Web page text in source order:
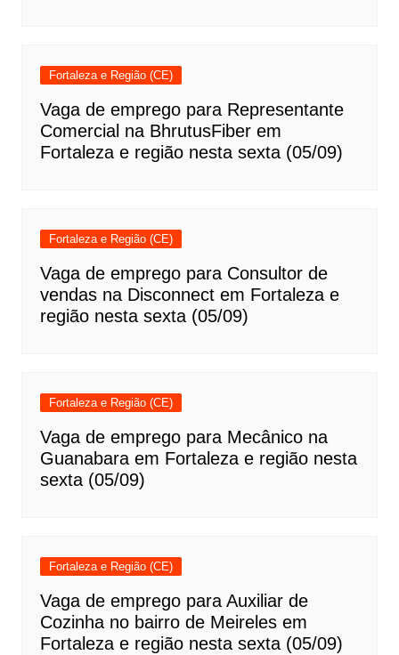
Fortaleza e Região (CE)
Vaga de emprego para Representante
Comercial na BhrutusFiber em
Fortaleza e região nesta sexta (05/09)
Fortaleza e Região (CE)
Vaga de emprego para Consultor de
vendas na Disconnect em Fortaleza e
região nesta sexta (05/09)
Fortaleza e Região (CE)
Vaga de emprego para Mecânico na
Guanabara em Fortaleza e região nesta
sexta (05/09)
Fortaleza e Região (CE)
Vaga de emprego para Auxiliar de
Cozinha no bairro de Meireles em
Fortaleza e região nesta sexta (05/09)